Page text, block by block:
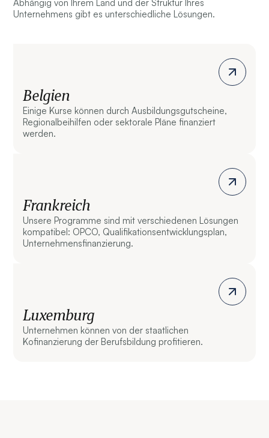
Abhängig von Ihrem Land und der Struktur Ihres
Unternehmens gibt es unterschiedliche Lösungen.
Belgien
Einige Kurse können durch Ausbildungsgutscheine,
Regionalbeihilfen oder sektorale Pläne finanziert
werden.
Frankreich
Unsere Programme sind mit verschiedenen Lösungen
kompatibel: OPCO, Qualifikationsentwicklungsplan,
Unternehmensfinanzierung.
Luxemburg
Unternehmen können von der staatlichen
Kofinanzierung der Berufsbildung profitieren.